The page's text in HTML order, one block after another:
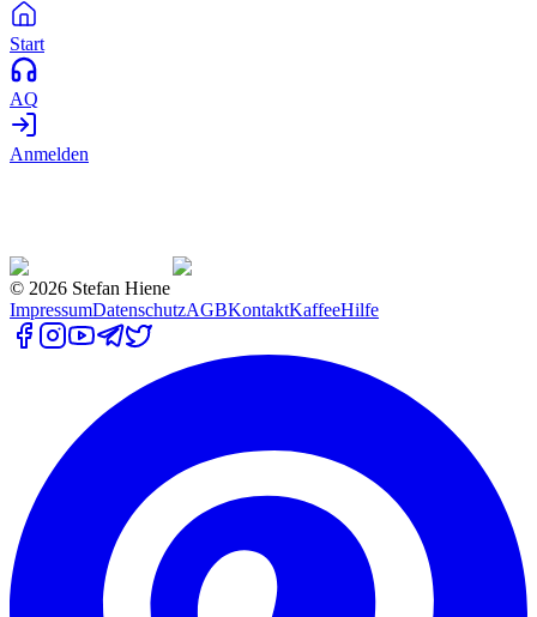
Start
AQ
Anmelden
© 2026 Stefan Hiene
ImpressumDatenschutzAGBKontaktKaffeeHilfe